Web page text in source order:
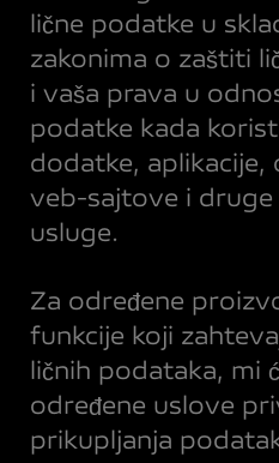
lične podatke u
zakonima o zaštiti
i vaša prava u
podatke kada
dodatke, aplikacije,
veb-sajtove i druge
usluge.
Za određene
funkcije koji
ličnih podataka, mi
određene uslove
prikupljanja